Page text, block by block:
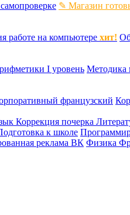
✎ Магазин
работе на компьютере хит!
I уровень Методика
французский
Коррекция почерка
к школе
реклама ВК Физика